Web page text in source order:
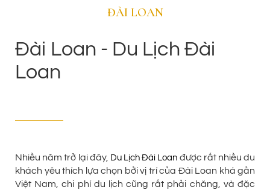
ĐÀI LOAN
Đài Loan - Du Lịch Đài
Loan
Nhiều năm trở lại đây, Du Lịch Đài Loan được rất nhiều du
khách yêu thích lựa chọn bởi vị trí của Đài Loan khá gần
Việt Nam, chi phí du lịch cũng rất phải chăng, và đặc